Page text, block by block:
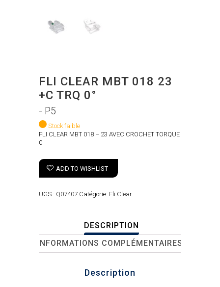
FLI CLEAR MBT 018 23
+C TRQ 0°
- P5
Stock faible
FLI CLEAR MBT 018 – 23 AVEC CROCHET TORQUE
0
ADD TO WISHLIST
UGS : Q07407 Catégorie: Fli Clear
DESCRIPTION
INFORMATIONS COMPLÉMENTAIRES
Description